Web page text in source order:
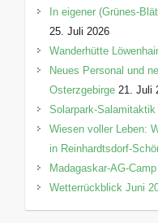
In eigener (Grünes-
25. Juli 2026
Wanderhütte
Neues Personal und
Osterzgebirge 21. Juli
Solarpark-Salamitaktik
Wiesen voller Leben:
in Reinhardtsdorf-
Madagaskar-AG-
Wetterrückblick Juni